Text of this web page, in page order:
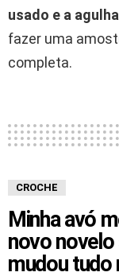
usado e a
fazer uma
completa.
CROCHE
Minha avó
novo novelo
mudou tudo